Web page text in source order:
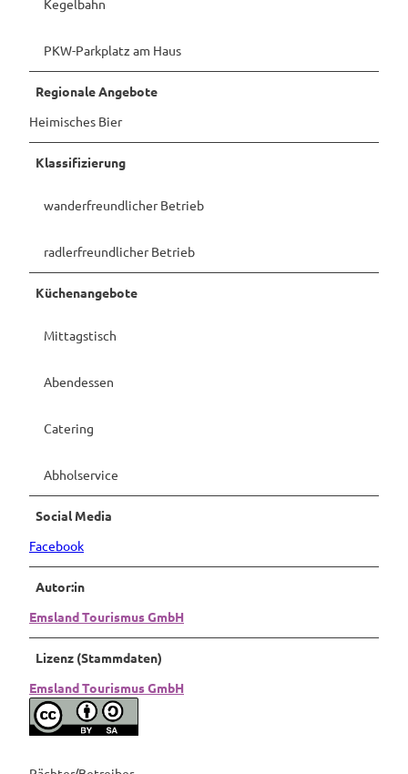
Kegelbahn
PKW-Parkplatz am Haus
Regionale Angebote
Heimisches Bier
Klassifizierung
wanderfreundlicher Betrieb
radlerfreundlicher Betrieb
Küchenangebote
Mittagstisch
Abendessen
Catering
Abholservice
Social Media
Facebook
Autor:in
Emsland Tourismus GmbH
Lizenz (Stammdaten)
Emsland Tourismus GmbH